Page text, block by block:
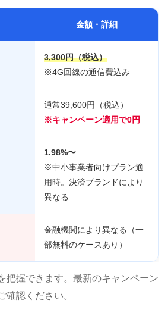
金額・詳細
3,300円（税込）
※4G回線の通信費込み
通常39,600円（税込）
※キャンペーン適用で0円
1.98%〜
※中小事業者向けプラン適
用時。決済ブランドにより
異なる
金融機関により異なる（一
部無料のケースあり）
把握できます。最新のキャンペーン
確認ください。